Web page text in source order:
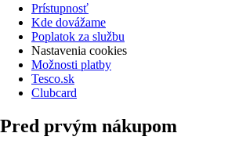
Prístupnosť
Kde dovážame
Poplatok za službu
Nastavenia cookies
Možnosti platby
Tesco.sk
Clubcard
Pred prvým nákupom